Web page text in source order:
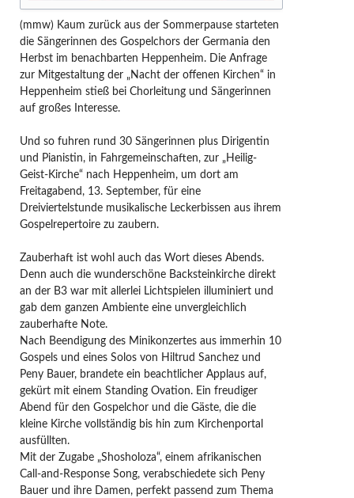
(mmw) Kaum zurück aus der Sommerpause starteten
die Sängerinnen des Gospelchors der Germania den
Herbst im benachbarten Heppenheim. Die Anfrage
zur Mitgestaltung der „Nacht der offenen Kirchen“ in
Heppenheim stieß bei Chorleitung und Sängerinnen
auf großes Interesse.
Und so fuhren rund 30 Sängerinnen plus Dirigentin
und Pianistin, in Fahrgemeinschaften, zur „Heilig-
Geist-Kirche“ nach Heppenheim, um dort am
Freitagabend, 13. September, für eine
Dreiviertelstunde musikalische Leckerbissen aus ihrem
Gospelrepertoire zu zaubern.
Zauberhaft ist wohl auch das Wort dieses Abends.
Denn auch die wunderschöne Backsteinkirche direkt
an der B3 war mit allerlei Lichtspielen illuminiert und
gab dem ganzen Ambiente eine unvergleichlich
zauberhafte Note.
Nach Beendigung des Minikonzertes aus immerhin 10
Gospels und eines Solos von Hiltrud Sanchez und
Peny Bauer, brandete ein beachtlicher Applaus auf,
gekürt mit einem Standing Ovation. Ein freudiger
Abend für den Gospelchor und die Gäste, die die
kleine Kirche vollständig bis hin zum Kirchenportal
ausfüllten.
Mit der Zugabe „Shosholoza“, einem afrikanischen
Call-and-Response Song, verabschiedete sich Peny
Bauer und ihre Damen, perfekt passend zum Thema